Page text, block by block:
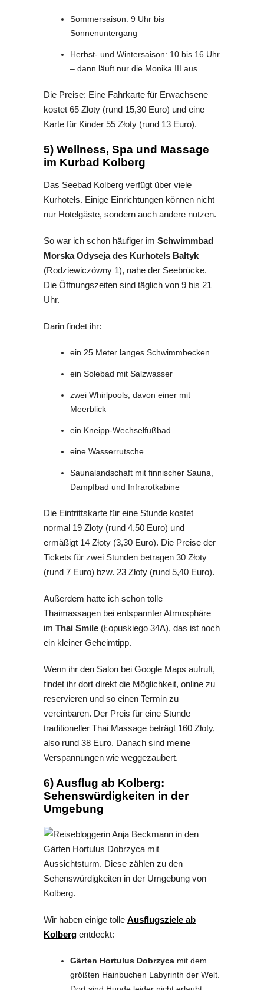
Sommersaison: 9 Uhr bis
Sonnenuntergang
Herbst- und Wintersaison: 10 bis 16 Uhr
– dann läuft nur die Monika III aus
Die Preise: Eine Fahrkarte für Erwachsene
kostet 65 Złoty (rund 15,30 Euro) und eine
Karte für Kinder 55 Złoty (rund 13 Euro).
5) Wellness, Spa und Massage
im Kurbad Kolberg
Das Seebad Kolberg verfügt über viele
Kurhotels. Einige Einrichtungen können nicht
nur Hotelgäste, sondern auch andere nutzen.
So war ich schon häufiger im Schwimmbad
Morska Odyseja des Kurhotels Bałtyk
(Rodziewiczówny 1), nahe der Seebrücke.
Die Öffnungszeiten sind täglich von 9 bis 21
Uhr.
Darin findet ihr:
ein 25 Meter langes Schwimmbecken
ein Solebad mit Salzwasser
zwei Whirlpools, davon einer mit
Meerblick
ein Kneipp-Wechselfußbad
eine Wasserrutsche
Saunalandschaft mit finnischer Sauna,
Dampfbad und Infrarotkabine
Die Eintrittskarte für eine Stunde kostet
normal 19 Złoty (rund 4,50 Euro) und
ermäßigt 14 Złoty (3,30 Euro). Die Preise der
Tickets für zwei Stunden betragen 30 Złoty
(rund 7 Euro) bzw. 23 Złoty (rund 5,40 Euro).
Außerdem hatte ich schon tolle
Thaimassagen bei entspannter Atmosphäre
im Thai Smile (Łopuskiego 34A), das ist noch
ein kleiner Geheimtipp.
Wenn ihr den Salon bei Google Maps aufruft,
findet ihr dort direkt die Möglichkeit, online zu
reservieren und so einen Termin zu
vereinbaren. Der Preis für eine Stunde
traditioneller Thai Massage beträgt 160 Złoty,
also rund 38 Euro. Danach sind meine
Verspannungen wie weggezaubert.
6) Ausflug ab Kolberg:
Sehenswürdigkeiten in der
Umgebung
Wir haben einige tolle Ausflugsziele ab
Kolberg entdeckt:
Gärten Hortulus Dobrzyca mit dem
größten Hainbuchen Labyrinth der Welt.